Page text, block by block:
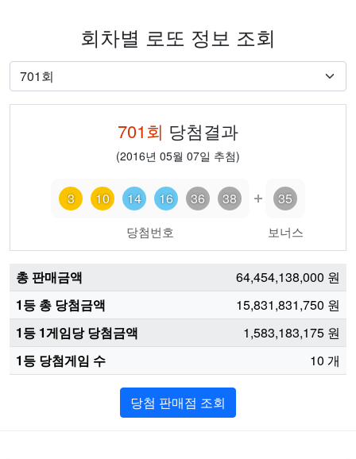
회차별 로또 정보 조회
701회 당첨결과
(2016년 05월 07일 추첨)
당첨번호
3 10 14 16 36 38
보너스
35
총 판매금액 64,454,138,000 원
1등 총 당첨금액
15,831,831,750 원
1등 1게임당 당첨금액
1,583,183,175 원
1등 당첨게임 수
10 개
당첨 판매점 조회